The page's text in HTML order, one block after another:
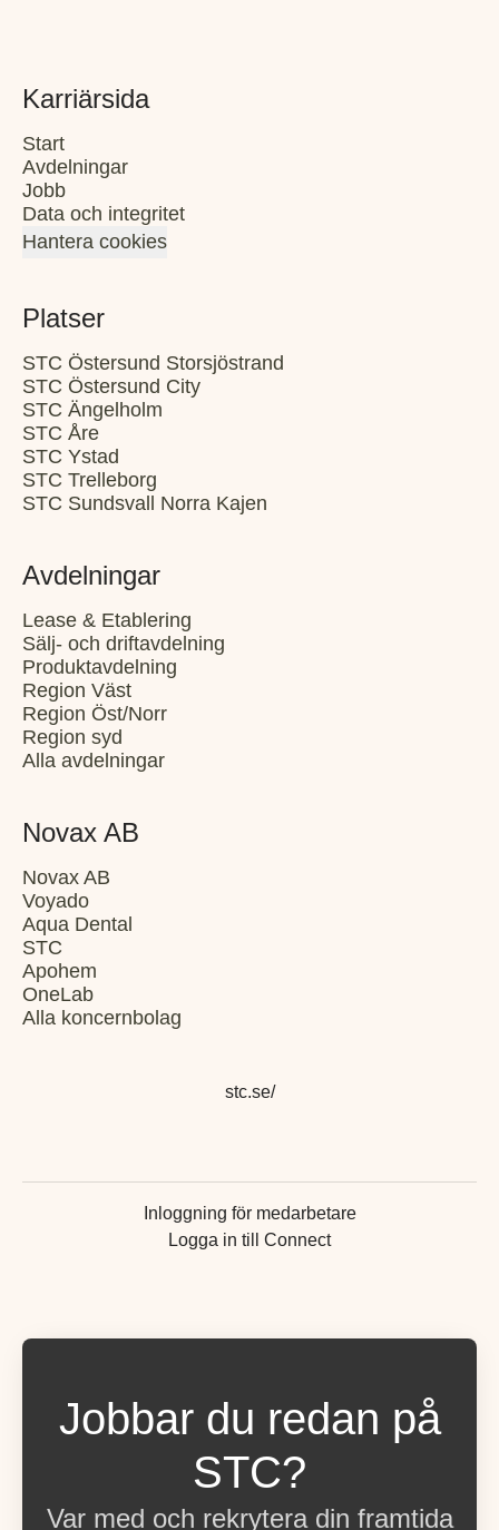
Karriärsida
Start
Avdelningar
Jobb
Data och integritet
Hantera cookies
Platser
STC Östersund Storsjöstrand
STC Östersund City
STC Ängelholm
STC Åre
STC Ystad
STC Trelleborg
STC Sundsvall Norra Kajen
Avdelningar
Lease & Etablering
Sälj- och driftavdelning
Produktavdelning
Region Väst
Region Öst/Norr
Region syd
Alla avdelningar
Novax AB
Novax AB
Voyado
Aqua Dental
STC
Apohem
OneLab
Alla koncernbolag
stc.se/
Inloggning för medarbetare
Logga in till Connect
Jobbar du redan på
STC?
Var med och rekrytera din framtida